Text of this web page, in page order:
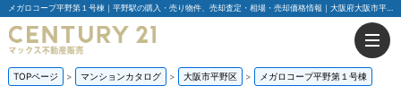
メガロコープ平野第１号棟｜平野駅の購入・売り物件、売却査定・相場・売却価格情報｜大阪府大阪市平野区平野宮町1丁目のマンション情報｜センチュリー21マックス不動産販売
TOPページ マンションカタログ 大阪市平野区 メガロコープ平野第１号棟